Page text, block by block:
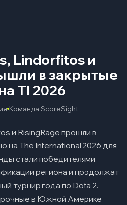
Lindorfitos и
в закрытые
TI 2026
Команда ScoreSight
и RisingRage прошли в
на The International 2026 для
стали победителями
региона и продолжат
турнир года по Dota 2.
в Южной Америке